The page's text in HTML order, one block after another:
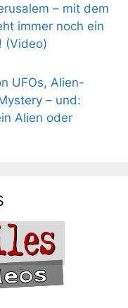
– mit dem
immer noch ein
(Video)
UFOs, Alien-
– und:
Alien oder